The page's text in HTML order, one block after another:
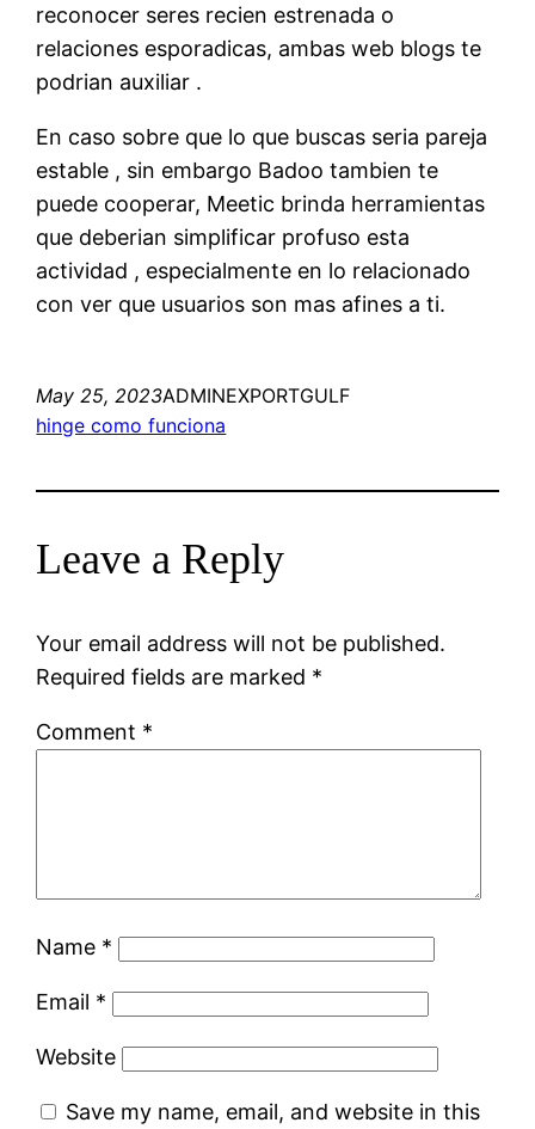
reconocer seres recien estrenada o
relaciones esporadicas, ambas web blogs te
podrian auxiliar .
En caso sobre que lo que buscas seria pareja
estable , sin embargo Badoo tambien te
puede cooperar, Meetic brinda herramientas
que deberian simplificar profuso esta
actividad , especialmente en lo relacionado
con ver que usuarios son mas afines a ti.
May 25, 2023ADMINEXPORTGULF
hinge como funciona
Leave a Reply
Your email address will not be published.
Required fields are marked *
Comment *
Name *
Email *
Website
Save my name, email, and website in this